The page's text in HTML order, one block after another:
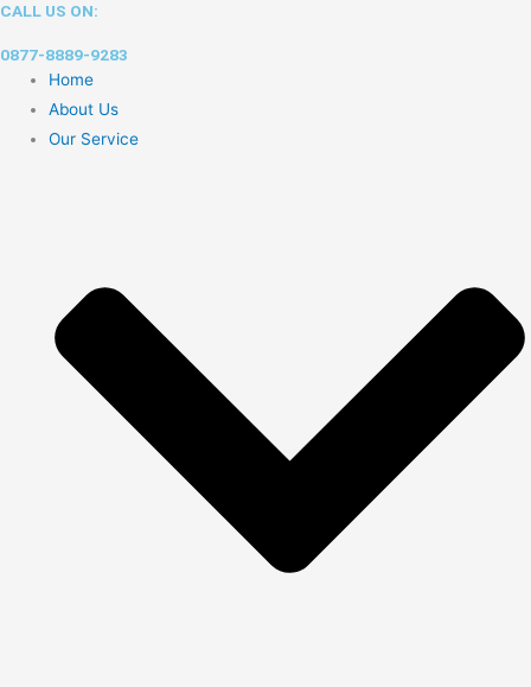
Skip
contentHome
About Us
Our Service
CALL US ON:
0877-8889-9283